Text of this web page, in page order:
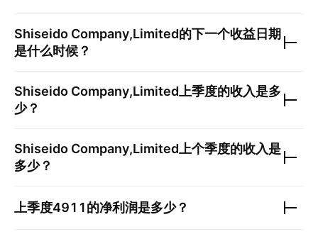
Shiseido Company,Limited的下一个收益日期
是什么时候？
Shiseido Company,Limited 上季度的收入是多
少？
Shiseido Company,Limited 上个季度的收入是
多少？
上季度4911的净利润是多少？